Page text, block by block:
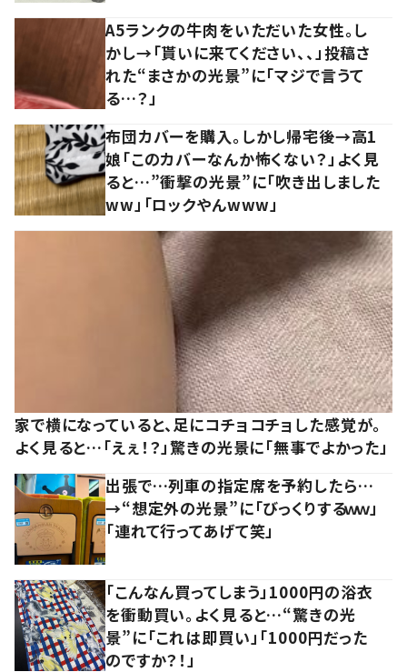
A5ランクの牛肉をいただいた女性。し
かし→「貰いに来てください、、」投稿さ
れた“まさかの光景”に「マジで言うて
る…？」
布団カバーを購入。しかし帰宅後→高1
娘「このカバーなんか怖くない？」よく見
ると…”衝撃の光景”に「吹き出しました
ww」「ロックやんwww」
家で横になっていると、足にコチョコチョした感覚が。
よく見ると…「えぇ！？」驚きの光景に「無事でよかった」
出張で…列車の指定席を予約したら…
→“想定外の光景”に「びっくりするｗｗ」
「連れて行ってあげて笑」
「こんなん買ってしまう」1000円の浴衣
を衝動買い。よく見ると…“驚きの光
景”に「これは即買い」「1000円だった
のですか？！」